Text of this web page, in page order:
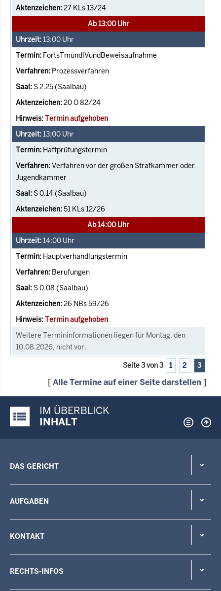
27 KLs 13/24
Ab 13:00 Uhr
13:00 Uhr
FortsTmündlVundBeweisaufnahme
Prozessverfahren
S 2.25 (Saalbau)
20 O 82/24
Termin aufgehoben
13:00 Uhr
Haftprüfungstermin
Verfahren vor der großen Strafkammer oder
Jugendkammer
S 0.14 (Saalbau)
51 KLs 12/26
Ab 14:00 Uhr
14:00 Uhr
Hauptverhandlungstermin
Berufungen
S 0.08 (Saalbau)
26 NBs 59/26
Termin aufgehoben
Weitere Termininformationen liegen für Montag, den
10.08.2026, nicht vor.
Seite 3 von 3 1 2 3
[Alle Termine auf einer Seite darstellen ]
Justiz-Portal im Überblick:
IM ÜBERBLICK
INHALT
DAS GERICHT
AUFGABEN
KONTAKT
RECHTS-INFOS